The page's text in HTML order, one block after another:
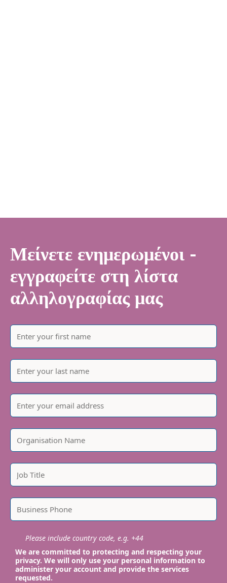
Μείνετε ενημερωμένοι -
εγγραφείτε στη λίστα
αλληλογραφίας μας
Please include country code, e.g. +44
We are committed to protecting and respecting your
privacy. We will only use your personal information to
administer your account and provide the services
requested.